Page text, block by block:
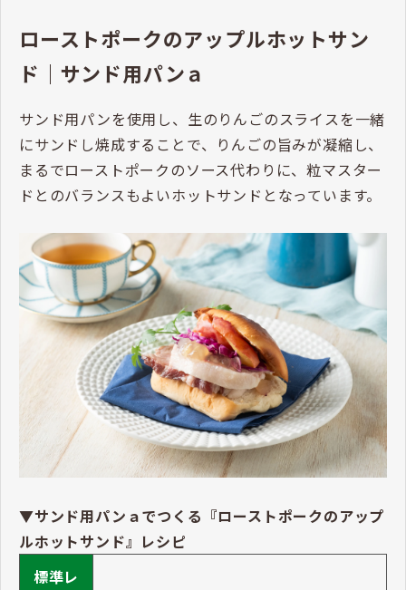
ローストポークのアップルホットサン
ド｜サンド用パンａ
サンド用パンを使用し、生のりんごのスライスを一緒
にサンドし焼成することで、りんごの旨みが凝縮し、
まるでローストポークのソース代わりに、粒マスター
ドとのバランスもよいホットサンドとなっています。
▼サンド用パンａでつくる『ローストポークのアップ
ルホットサンド』レシピ
標準レ